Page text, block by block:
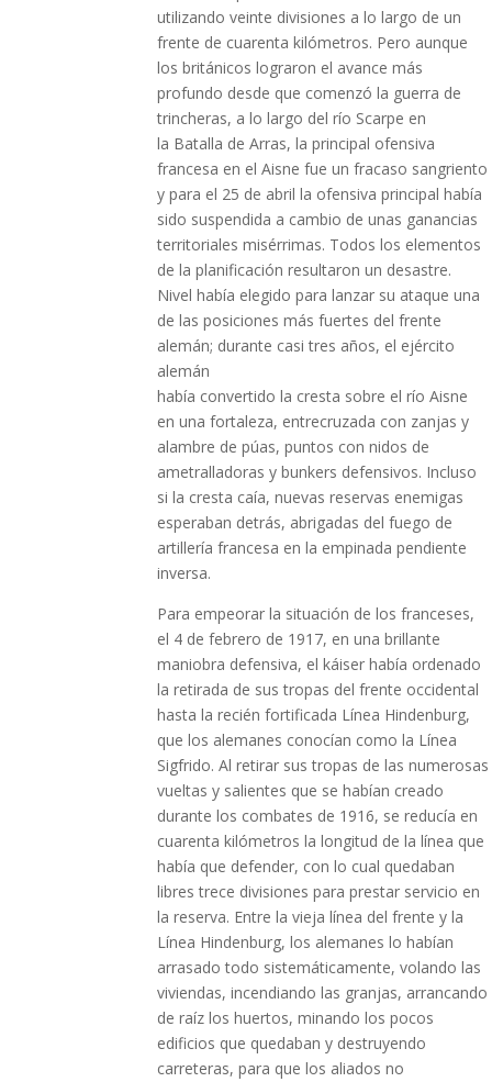
utilizando veinte divisiones a lo largo de un
frente de cuarenta kilómetros. Pero aunque
los británicos lograron el avance más
profundo desde que comenzó la guerra de
trincheras, a lo largo del río Scarpe en
la Batalla de Arras, la principal ofensiva
francesa en el Aisne fue un fracaso sangriento
y para el 25 de abril la ofensiva principal había
sido suspendida a cambio de unas ganancias
territoriales misérrimas. Todos los elementos
de la planificación resultaron un desastre.
Nivel había elegido para lanzar su ataque una
de las posiciones más fuertes del frente
alemán; durante casi tres años, el ejército
alemán
había convertido la cresta sobre el río Aisne
en una fortaleza, entrecruzada con zanjas y
alambre de púas, puntos con nidos de
ametralladoras y bunkers defensivos. Incluso
si la cresta caía, nuevas reservas enemigas
esperaban detrás, abrigadas del fuego de
artillería francesa en la empinada pendiente
inversa.
Para empeorar la situación de los franceses,
el 4 de febrero de 1917, en una brillante
maniobra defensiva, el káiser había ordenado
la retirada de sus tropas del frente occidental
hasta la recién fortificada Línea Hindenburg,
que los alemanes conocían como la Línea
Sigfrido. Al retirar sus tropas de las numerosas
vueltas y salientes que se habían creado
durante los combates de 1916, se reducía en
cuarenta kilómetros la longitud de la línea que
había que defender, con lo cual quedaban
libres trece divisiones para prestar servicio en
la reserva. Entre la vieja línea del frente y la
Línea Hindenburg, los alemanes lo habían
arrasado todo sistemáticamente, volando las
viviendas, incendiando las granjas, arrancando
de raíz los huertos, minando los pocos
edificios que quedaban y destruyendo
carreteras, para que los aliados no